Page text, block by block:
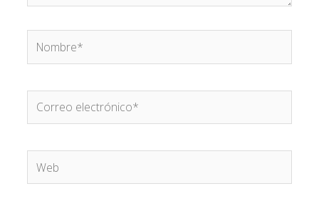
Nombre*
Correo
electrónico*
Web